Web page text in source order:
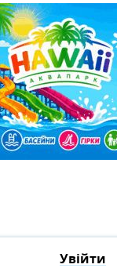
Увійти